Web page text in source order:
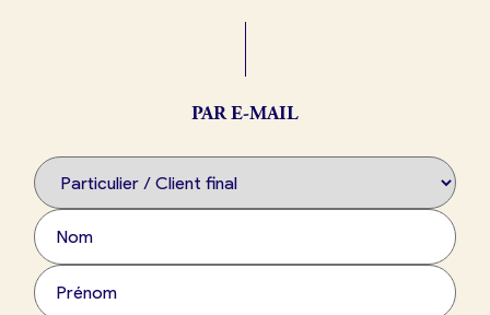
Je crée mon compte
PAR E-MAIL